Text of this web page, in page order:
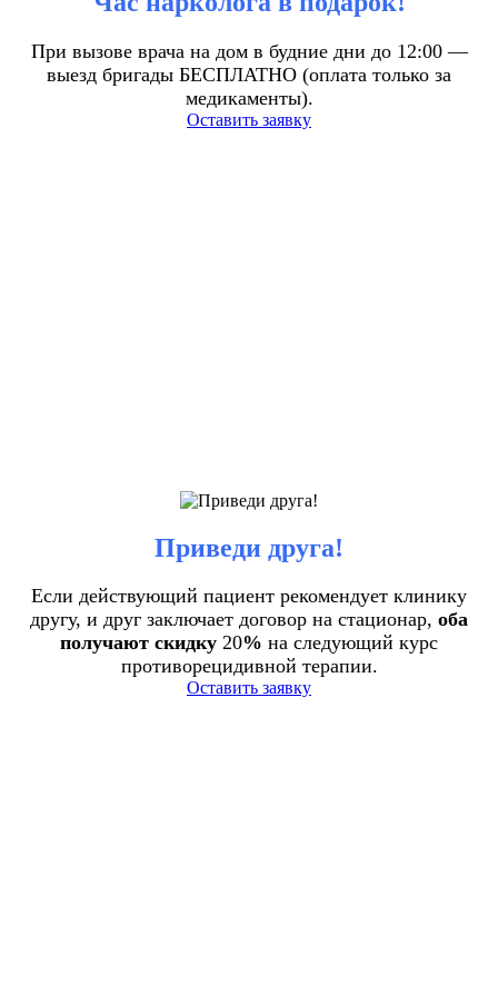
При вызове врача на дом в будние дни до 12:00 —
выезд бригады БЕСПЛАТНО (оплата только за
медикаменты).
Оставить заявку
Приведи друга!
Если действующий пациент рекомендует клинику
другу, и друг заключает договор на стационар, оба
получают скидку 20% на следующий курс
противорецидивной терапии.
Оставить заявку